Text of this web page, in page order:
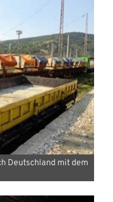
Deutschland mit dem